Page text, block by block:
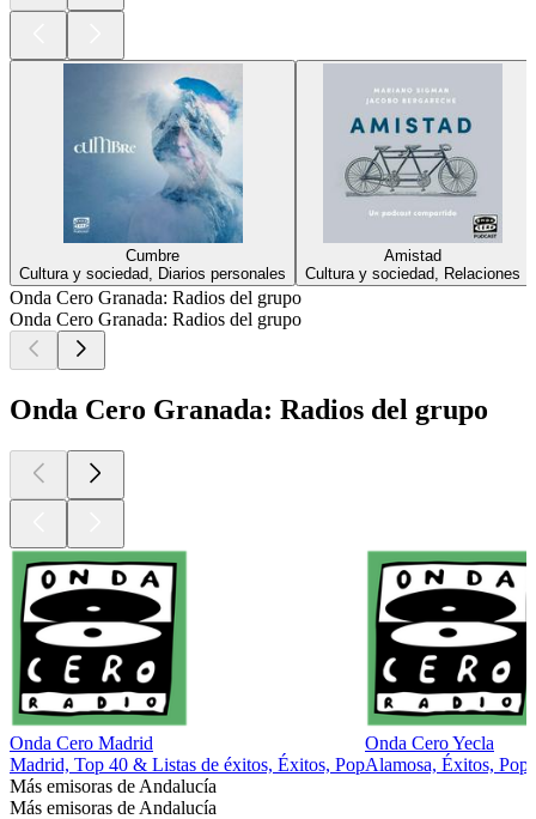
Cumbre
Cultura y sociedad, Diarios personales
Amistad
Cultura y sociedad, Relaciones
Onda Cero Granada: Radios del grupo
Onda Cero Granada: Radios del grupo
Onda Cero Granada: Radios del grupo
Onda Cero Madrid
Madrid, Top 40 & Listas de éxitos, Éxitos, Pop
Onda Cero Yecla
Alamosa, Éxitos, Pop
Más emisoras de Andalucía
Más emisoras de Andalucía